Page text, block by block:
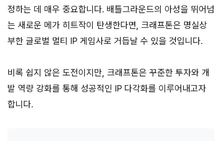
정하는 데 매우 중요합니다. 배틀그라운드의 아성을 뛰어넘
는 새로운 메가 히트작이 탄생한다면, 크래프톤은 명실상
부한 글로벌 멀티 IP 게임사로 거듭날 수 있을 것입니다.
비록 쉽지 않은 도전이지만, 크래프톤은 꾸준한 투자와 개
발 역량 강화를 통해 성공적인 IP 다각화를 이루어내고자
합니다.